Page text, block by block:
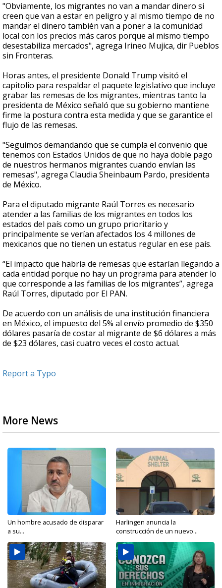
"Obviamente, los migrantes no van a mandar dinero si
creen que van a estar en peligro y al mismo tiempo de no
mandar el dinero también van a poner a la comunidad
local con los precios más caros porque al mismo tiempo
desestabiliza mercados", agrega Irineo Mujica, dir Pueblos
sin Fronteras.
Horas antes, el presidente Donald Trump visitó el
capitolio para respaldar el paquete legislativo que incluye
grabar las remesas de los migrantes, mientras tanto la
presidenta de México señaló que su gobierno mantiene
firme la postura contra esta medida y que se garantice el
flujo de las remesas.
"Seguimos demandando que se cumpla el convenio que
tenemos con Estados Unidos de que no haya doble pago
de nuestros hermanos migrantes cuando envían las
remesas", agrega Claudia Sheinbaum Pardo, presidenta
de México.
Para el diputado migrante Raúl Torres es necesario
atender a las familias de los migrantes en todos los
estados del país como un grupo prioritario y
principalmente se verían afectados los 4 millones de
mexicanos que no tienen un estatus regular en ese país.
“El impacto que habría de remesas que estarían llegando a
cada entidad porque no hay un programa para atender lo
que corresponde a las familias de los migrantes”, agrega
Raúl Torres, diputado por El PAN.
De acuerdo con un análisis de una institución financiera
en México, el impuesto del 5% al envío promedio de $350
dólares pasaría de costar al migrante de $6 dólares a más
de $23 dólares, casi cuatro veces el costo actual.
Report a Typo
More News
Un hombre acusado de disparar
a su...
Harlingen anuncia la
construcción de un nuevo...